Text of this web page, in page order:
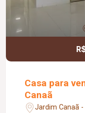
Casa para
Canaã
Jardim Canaã